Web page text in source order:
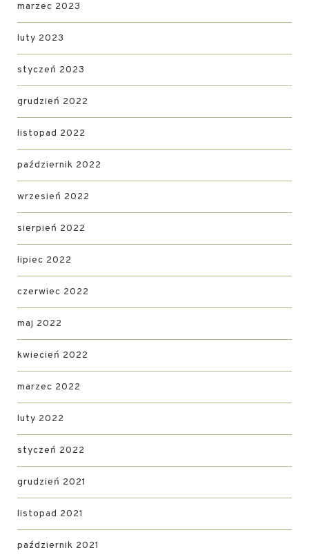
marzec 2023
luty 2023
styczeń 2023
grudzień 2022
listopad 2022
październik 2022
wrzesień 2022
sierpień 2022
lipiec 2022
czerwiec 2022
maj 2022
kwiecień 2022
marzec 2022
luty 2022
styczeń 2022
grudzień 2021
listopad 2021
październik 2021